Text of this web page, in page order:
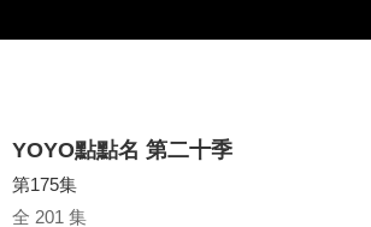
YOYO點點名 第二十季
第175集
全 201 集